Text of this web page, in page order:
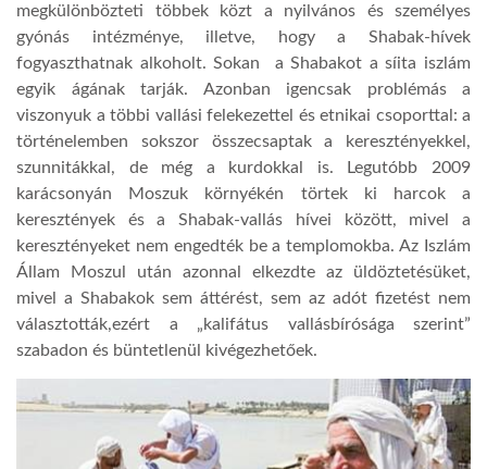
megkülönbözteti többek közt a nyilvános és személyes
gyónás intézménye, illetve, hogy a Shabak-hívek
fogyaszthatnak alkoholt. Sokan a Shabakot a síita iszlám
egyik ágának tarják. Azonban igencsak problémás a
viszonyuk a többi vallási felekezettel és etnikai csoporttal: a
történelemben sokszor összecsaptak a keresztényekkel,
szunnitákkal, de még a kurdokkal is. Legutóbb 2009
karácsonyán Moszuk környékén törtek ki harcok a
keresztények és a Shabak-vallás hívei között, mivel a
keresztényeket nem engedték be a templomokba. Az Iszlám
Állam Moszul után azonnal elkezdte az üldöztetésüket,
mivel a Shabakok sem áttérést, sem az adót fizetést nem
választották,ezért a „kalifátus vallásbírósága szerint”
szabadon és büntetlenül kivégezhetőek.